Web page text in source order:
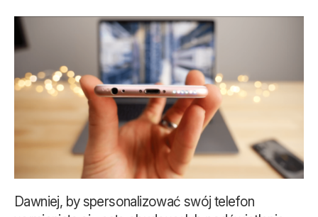
Dawniej, by spersonalizować swój telefon